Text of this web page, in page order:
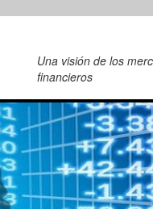
Una visión de los
financieros